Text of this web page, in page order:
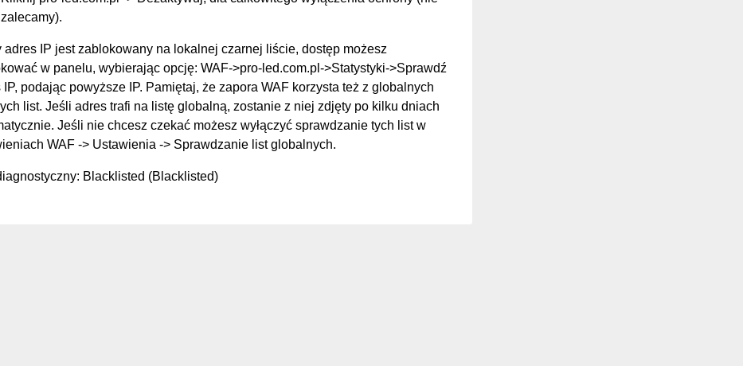
zalecamy).
adres IP jest zablokowany na lokalnej czarnej liście, dostęp możesz
w panelu, wybierając opcję: WAF->pro-led.com.pl->Statystyki->Sprawdź
IP, podając powyższe IP. Pamiętaj, że zapora WAF korzysta też z globalnych
list. Jeśli adres trafi na listę globalną, zostanie z niej zdjęty po kilku dniach
Jeśli nie chcesz czekać możesz wyłączyć sprawdzanie tych list w
WAF -> Ustawienia -> Sprawdzanie list globalnych.
Blacklisted (Blacklisted)